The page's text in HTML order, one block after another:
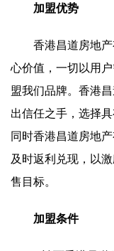
加盟优势
香港昌道房地
心价值，一切以用
盟我们品牌。香港
出信任之手，选择
同时香港昌道房地
及时返利兑现，以
售目标。
加盟条件